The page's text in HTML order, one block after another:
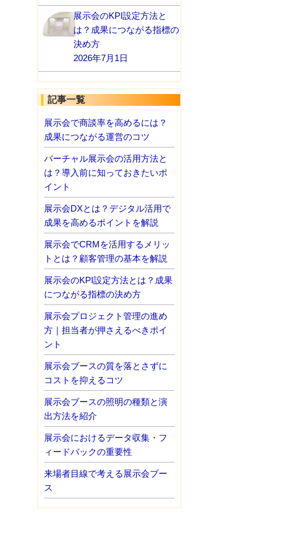
展示会のKPI設定方法と
は？成果につながる指標の
決め方
2026年7月1日
記事一覧
展示会で商談率を高めるには？
成果につながる運営のコツ
バーチャル展示会の活用方法と
は？導入前に知っておきたいポ
イント
展示会DXとは？デジタル活用で
成果を高めるポイントを解説
展示会でCRMを活用するメリッ
トとは？顧客管理の基本を解説
展示会のKPI設定方法とは？成果
につながる指標の決め方
展示会プロジェクト管理の進め
方｜担当者が押さえるべきポイ
ント
展示会ブースの質を落とさずに
コストを抑えるコツ
展示会ブースの照明の種類と演
出方法を紹介
展示会におけるデータ収集・フ
ィードバックの重要性
来場者目線で考える展示会ブー
ス